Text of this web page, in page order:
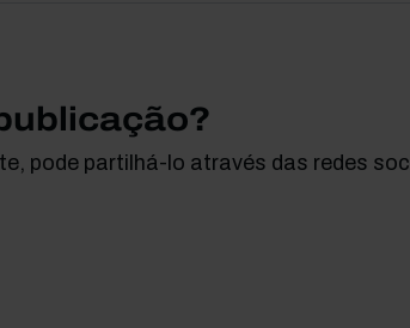
pode partilhá-lo através das redes